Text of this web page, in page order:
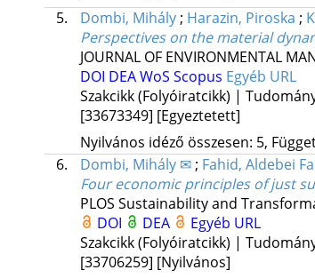
5.
Dombi, Mihály; Harazin, Piroska ;
Perspectives on the material
JOURNAL OF ENVIRONMENTAL
DOI DEAWoS Scopus Egyéb URL
Szakcikk (Folyóiratcikk) |
[33673349] [Egyeztetett]
Nyilvános idéző összesen: 5,
6.
Dombi, Mihály ✉; Fahid, Aldebei
Four economic principles of just
PLOS Sustainability and
DOI
DEA
Egyéb URL
Szakcikk (Folyóiratcikk) |
[33706259] [Nyilvános]